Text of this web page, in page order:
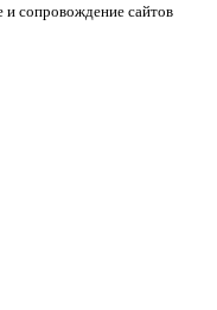
и сопровождение сайтов